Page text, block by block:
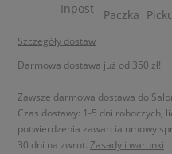
Szczegóły dostaw
Darmowa dostawa już od 350 zł!
Zawsze darmowa dostawa do
Czas dostawy: 1-5 dni roboczych,
potwierdzenia zawarcia umowy
30 dni na zwrot. Zasady i warunki